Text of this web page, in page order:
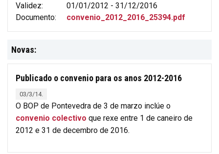
Validez:
01/01/2012 - 31/12/2016
Documento:
convenio_2012_2016_25394.pdf
Novas:
Publicado o convenio para os anos 2012-2016
03/3/14.
O BOP de Pontevedra de 3 de marzo inclúe o
convenio colectivo que rexe entre 1 de caneiro de
2012 e 31 de decembro de 2016.